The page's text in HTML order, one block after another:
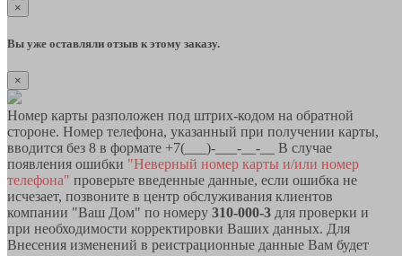
×
Вы уже оставляли отзыв к этому заказу.
×
Номер карты разположен под штрих-кодом на обратной
стороне. Номер телефона, указанный при получении карты,
вводится без 8 в формате +7(___)-___-__-__ В случае
появления ошибки "Неверный номер карты и/или номер
телефона" проверьте введенные данные, если ошибка не
исчезает, позвоните в центр обслуживания клиентов
компании "Ваш Дом" по номеру 310-000-3 для проверки и
при необходимости корректировки Ваших данных. Для
Внесения изменений в реистрационные данные Вам будет